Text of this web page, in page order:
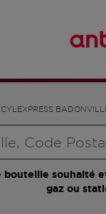
CYLEXPRESS
gaz ou